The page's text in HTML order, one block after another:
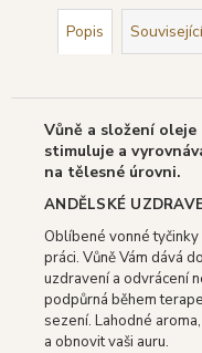
Popis
Vůně a složení
stimuluje a
na tělesné úrovni.
ANDĚLSKÉ
Oblíbené vonné
práci. Vůně Vám dává
uzdravení a odvrácení
podpůrná během
sezení. Lahodné aroma,
a obnovit vaši auru.
TYČINKY
BHARATH,
19
Původně: